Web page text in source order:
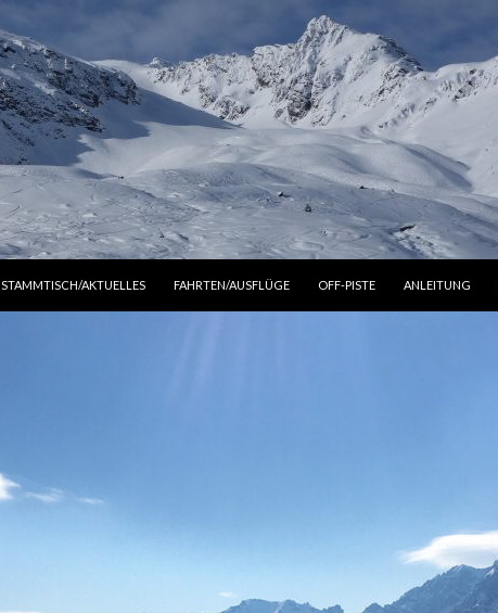
STAMMTISCH/AKTUELLES
FAHRTEN/AUSFLÜGE OFF-PISTE ANLEITUNG